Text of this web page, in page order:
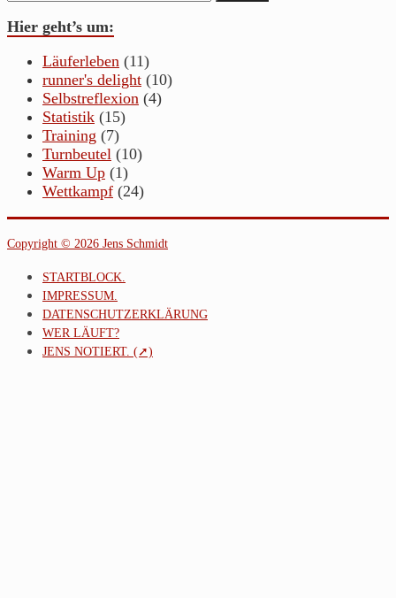
Hier geht’s um:
Läuferleben (11)
runner's delight (10)
Selbstreflexion (4)
Statistik (15)
Training (7)
Turnbeutel (10)
Warm Up (1)
Wettkampf (24)
Copyright © 2026 Jens Schmidt
STARTBLOCK.
IMPRESSUM.
DATENSCHUTZERKLÄRUNG
WER LÄUFT?
JENS NOTIERT. (➚)